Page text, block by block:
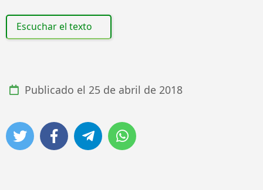
Escuchar el texto
Publicado el 25 de abril de 2018